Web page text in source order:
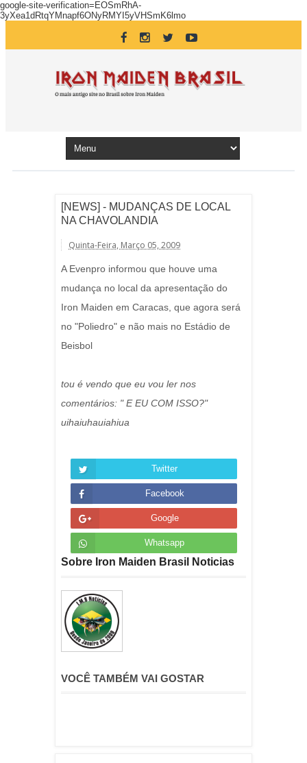
google-site-verification=EOSmRhA-
3yXea1dRtqYMnapf6ONyRMYI5yVHSmK6lmo
[NEWS] - MUDANÇAS DE LOCAL
NA CHAVOLANDIA
Quinta-Feira, Março 05, 2009
A Evenpro informou que houve uma
mudança no local da apresentação do
Iron Maiden em Caracas, que agora será
no "Poliedro" e não mais no Estádio de
Beisbol
tou é vendo que eu vou ler nos
comentários: " E EU COM ISSO?"
uihaiuhauiahiua
Twitter
Facebook
Google
Whatsapp
Sobre Iron Maiden Brasil Noticias
VOCÊ TAMBÉM VAI GOSTAR